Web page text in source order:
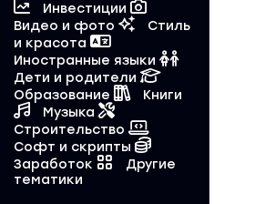
Инвестиции
Видео и фото
Стиль
и красота
Иностранные языки
Дети и родители
Образование
Книги
Музыка
Строительство
Софт и скрипты
Заработок
Другие
тематики